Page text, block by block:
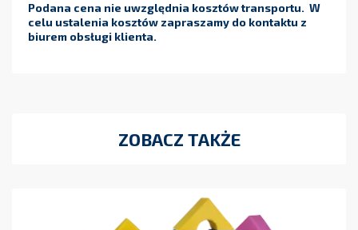
Podana cena nie uwzględnia kosztów transportu. W
celu ustalenia kosztów zapraszamy do kontaktu z
biurem obsługi klienta.
ZOBACZ TAKŻE